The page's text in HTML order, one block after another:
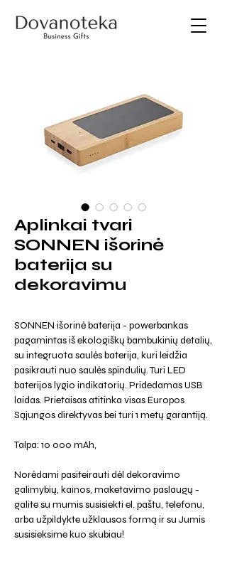
Aplinkai tvari
SONNEN išorinė
baterija su
dekoravimu
SONNEN išorinė baterija - powerbankas
pagamintas iš ekologiškų bambukinių detalių,
su integruota saulės baterija, kuri leidžia
pasikrauti nuo saulės spindulių. Turi LED
baterijos lygio indikatorių. Pridedamas USB
laidas. Prietaisas atitinka visas Europos
Sąjungos direktyvas bei turi 1 metų garantiją.
Talpa: 10 000 mAh,
Norėdami pasiteirauti dėl dekoravimo
galimybių, kainos, maketavimo paslaugų -
galite su mumis susisiekti el. paštu, telefonu,
arba užpildykte užklausos formą ir su Jumis
susisieksime kuo skubiau!